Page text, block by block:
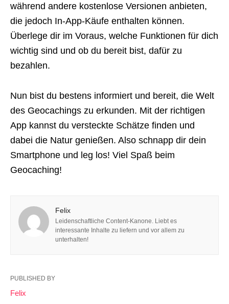
während andere kostenlose Versionen anbieten,
die jedoch In-App-Käufe enthalten können.
Überlege dir im Voraus, welche Funktionen für dich
wichtig sind und ob du bereit bist, dafür zu
bezahlen.
Nun bist du bestens informiert und bereit, die Welt
des Geocachings zu erkunden. Mit der richtigen
App kannst du versteckte Schätze finden und
dabei die Natur genießen. Also schnapp dir dein
Smartphone und leg los! Viel Spaß beim
Geocaching!
Felix
Leidenschaftliche Content-Kanone. Liebt es
interessante Inhalte zu liefern und vor allem zu
unterhalten!
PUBLISHED BY
Felix